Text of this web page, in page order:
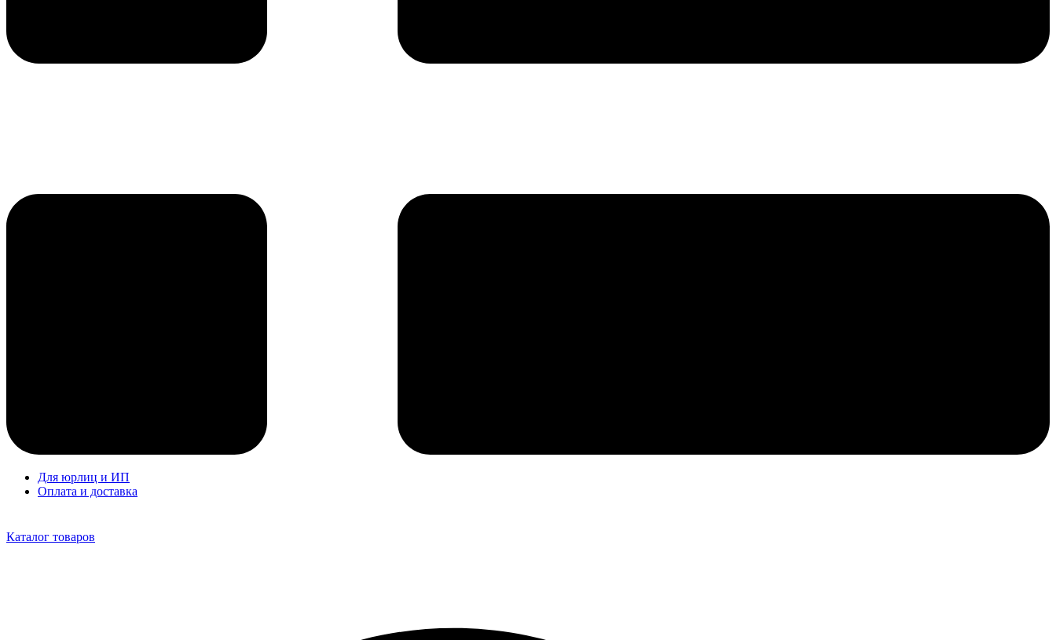
Для юрлиц и ИП
Оплата и доставка
Каталог товаров